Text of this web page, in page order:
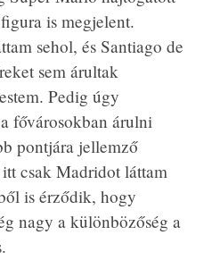
is megjelent.
sehol, és Santiago de
sem árultak
Pedig úgy
fővárosokban árulni
pontjára jellemző
csak Madridot láttam
is érződik, hogy
nagy a különbözőség a